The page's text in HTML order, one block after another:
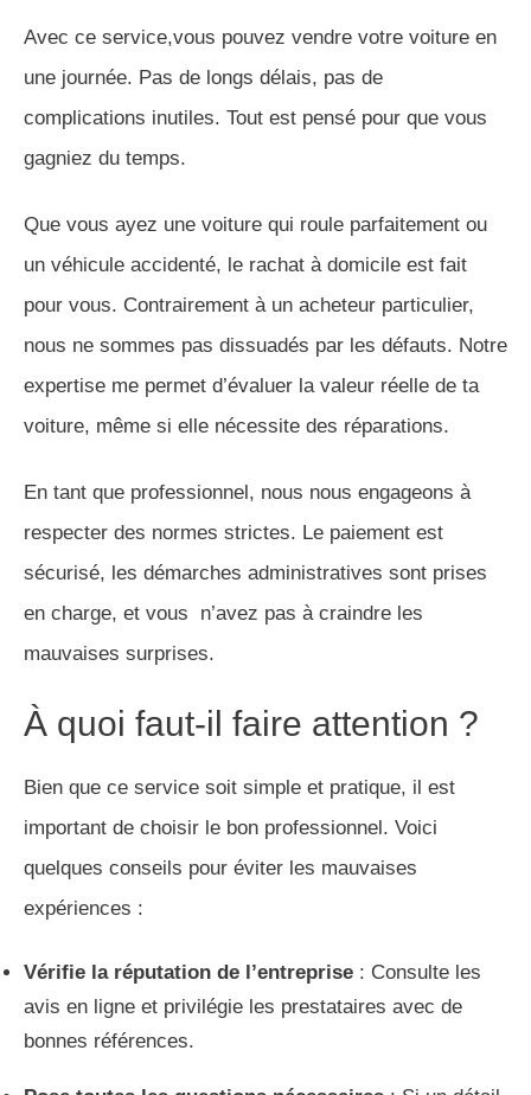
Avec ce service,vous pouvez vendre votre voiture en
une journée. Pas de longs délais, pas de
complications inutiles. Tout est pensé pour que vous
gagniez du temps.
Que vous ayez une voiture qui roule parfaitement ou
un véhicule accidenté, le rachat à domicile est fait
pour vous. Contrairement à un acheteur particulier,
nous ne sommes pas dissuadés par les défauts. Notre
expertise me permet d’évaluer la valeur réelle de ta
voiture, même si elle nécessite des réparations.
En tant que professionnel, nous nous engageons à
respecter des normes strictes. Le paiement est
sécurisé, les démarches administratives sont prises
en charge, et vous n’avez pas à craindre les
mauvaises surprises.
À quoi faut-il faire attention ?
Bien que ce service soit simple et pratique, il est
important de choisir le bon professionnel. Voici
quelques conseils pour éviter les mauvaises
expériences :
Vérifie la réputation de l’entreprise : Consulte les
avis en ligne et privilégie les prestataires avec de
bonnes références.